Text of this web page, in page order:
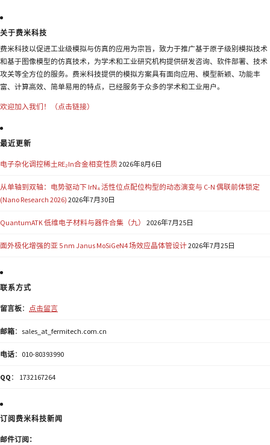
关于费米科技
费米科技以促进工业级模拟与仿真的应用为宗旨，致力于推广基于原子级别模拟技术
和基于图像模型的仿真技术，为学术和工业研究机构提供研发咨询、软件部署、技术
攻关等全方位的服务。费米科技提供的模拟方案具有面向应用、模型新颖、功能丰
富、计算高效、简单易用的特点，已经服务于众多的学术和工业用户。
欢迎加入我们！（点击链接）
最近更新
电子杂化调控稀土RE₂In合金相变性质2026年8月6日
从单轴到双轴：电势驱动下 IrN₄ 活性位点配位构型的动态演变与 C-N 偶联前体锁定
(Nano Research 2026) 2026年7月30日
QuantumATK 低维电子材料与器件合集（九） 2026年7月25日
面外极化增强的亚 5 nm Janus MoSiGeN4 场效应晶体管设计2026年7月25日
联系方式
留言板： 点击留言
邮箱：sales_at_fermitech.com.cn
电话：010-80393990
QQ ： 1732167264
订阅费米科技新闻
邮件订阅：